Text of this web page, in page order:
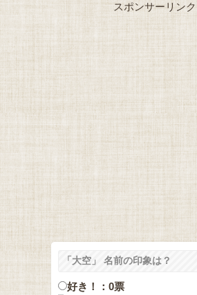
スポンサーリンク
「大空」 名前の印象は？
好き！：0票